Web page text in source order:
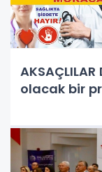
olacak bir